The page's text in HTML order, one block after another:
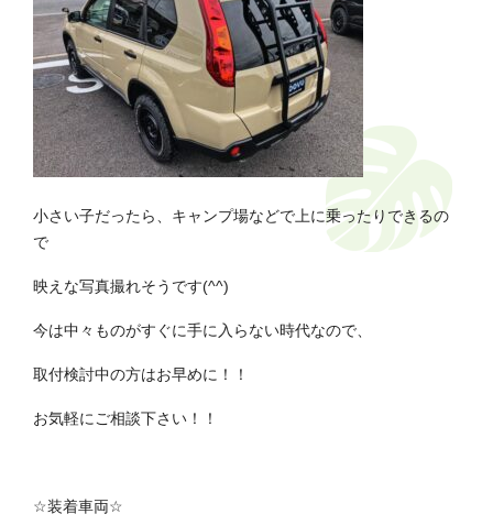
小さい子だったら、キャンプ場などで上に乗ったりできるの
で
映えな写真撮れそうです(^^)
今は中々ものがすぐに手に入らない時代なので、
取付検討中の方はお早めに！！
お気軽にご相談下さい！！
☆装着車両☆